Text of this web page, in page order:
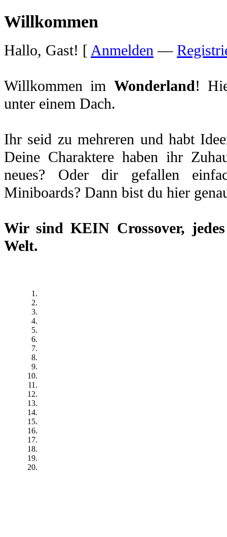
Willkommen
Hallo, Gast! [ Anmelden —
Willkommen im Wonderland!
unter einem Dach.
Ihr seid zu mehreren und habt
Deine Charaktere haben ihr
neues? Oder dir gefallen
Miniboards? Dann bist du hier
Wir sindKEIN Crossover,
Welt.